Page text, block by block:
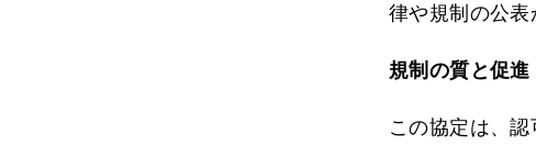
律や規制の公表
規制の質と促進
この協定は、